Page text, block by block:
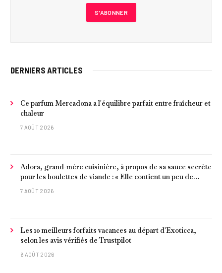
DERNIERS ARTICLES
Ce parfum Mercadona a l'équilibre parfait entre fraîcheur et
chaleur
7 AOÛT 2026
Adora, grand-mère cuisinière, à propos de sa sauce secrète
pour les boulettes de viande : « Elle contient un peu de
curcuma, du poivre, une poignée d'amandes et des tomates
7 AOÛT 2026
Les 10 meilleurs forfaits vacances au départ d'Exoticca,
selon les avis vérifiés de Trustpilot
6 AOÛT 2026